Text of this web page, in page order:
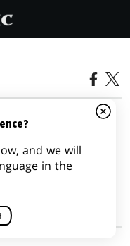
and we will
in the